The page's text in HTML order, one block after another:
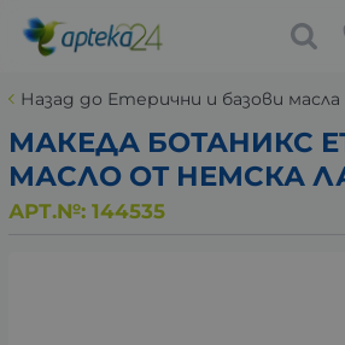
Назад до Етерични и базови масла
МАКЕДА БОТАНИКС
МАСЛО ОТ НЕМСКА
АРТ.№: 144535